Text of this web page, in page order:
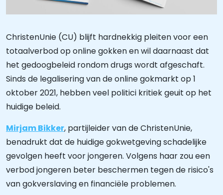
ChristenUnie (CU) blijft hardnekkig pleiten voor een
totaalverbod op online gokken en wil daarnaast dat
het gedoogbeleid rondom drugs wordt afgeschaft.
Sinds de legalisering van de online gokmarkt op 1
oktober 2021, hebben veel politici kritiek geuit op het
huidige beleid.
Mirjam Bikker, partijleider van de ChristenUnie,
benadrukt dat de huidige gokwetgeving schadelijke
gevolgen heeft voor jongeren. Volgens haar zou een
verbod jongeren beter beschermen tegen de risico's
van gokverslaving en financiële problemen.